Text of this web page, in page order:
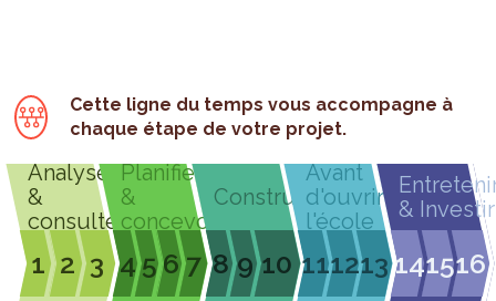
Cette ligne du temps vous accompagne à
chaque étape de votre projet.
Analyser
&
consulter
1 2 3
Planifier
&
concevoir
4 567
Construire
8 9 10
Avant
d'ouvrir
l'école
111213
& Investir
141516